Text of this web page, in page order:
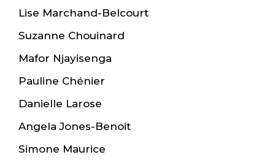
Lise Marchand-Belcourt
Suzanne Chouinard
Mafor Njayisenga
Pauline Chénier
Danielle Larose
Angela Jones-Benoit
Simone Maurice